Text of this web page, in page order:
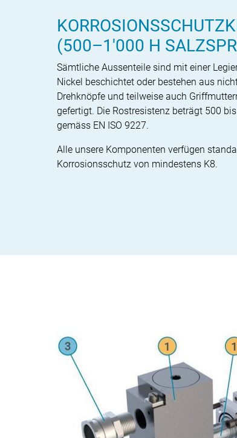
(500–1'000 H
Sämtliche Aussenteile sind mit einer
Nickel beschichtet oder bestehen aus
Drehknöpfe und teilweise auch
gefertigt. Die Rostresistenz beträgt 500
gemäss EN ISO 9227.
Alle unsere Komponenten verfügen
Korrosionsschutz von mindestens K8.